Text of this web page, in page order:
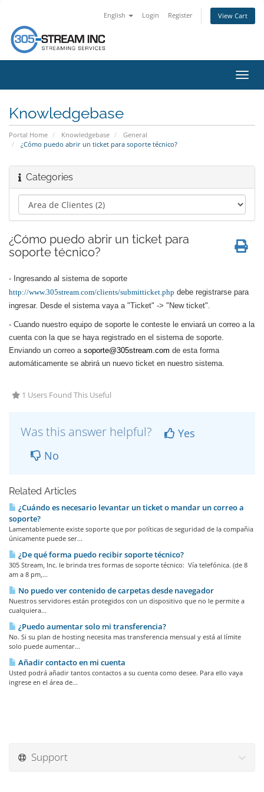
English Login Register View Cart
Knowledgebase
Portal Home Knowledgebase
General
¿Cómo puedo abrir un ticket para soporte técnico?
Categories
¿Cómo puedo abrir un ticket para
soporte técnico?
- Ingresando al sistema de soporte
http://www.305stream.com/clients/submitticket.php debe registrarse para
ingresar. Desde el sistema vaya a "Ticket" -> "New ticket".
- Cuando nuestro equipo de soporte le conteste le enviará un correo a la
cuenta con la que se haya registrado en el sistema de soporte.
Enviando un correo a soporte@305stream.com de esta forma
automáticamente se abrirá un nuevo ticket en nuestro sistema.
1 Users Found This Useful
Was this answer helpful?
Yes
No
Related Articles
¿Cuándo es necesario levantar un ticket o mandar un correo a
soporte?
Lamentablemente existe soporte que por políticas de seguridad de la compañia
únicamente puede ser...
¿De qué forma puedo recibir soporte técnico?
305 Stream, Inc. le brinda tres formas de soporte técnico: Vía telefónica. (de 8
am a 8 pm,...
No puedo ver contenido de carpetas desde navegador
Nuestros servidores están protegidos con un dispositivo que no le permite a
cualquiera...
¿Puedo aumentar solo mi transferencia?
No. Si su plan de hosting necesita mas transferencia mensual y está al límite
solo puede aumentar...
Añadir contacto en mi cuenta
Usted podrá añadir tantos contactos a su cuenta como desee. Para ello vaya
ingrese en el área de...
Support